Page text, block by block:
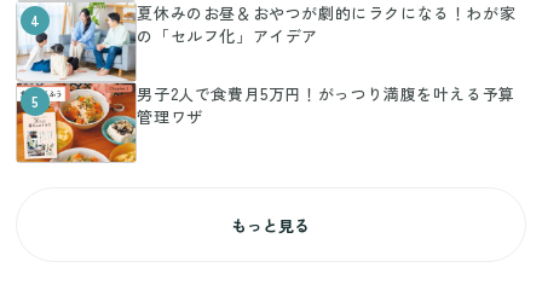
4
夏休みのお昼＆おやつが劇的にラクになる！わが家
の「セルフ化」アイデア
5
男子2人で食費月5万円！がっつり満腹を叶える予算
管理ワザ
もっと見る